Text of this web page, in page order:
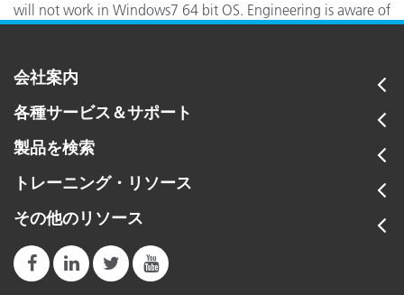
will not work in Windows7 64 bit OS. Engineering is aware of
会社案内
各種サービス＆サポート
製品を検索
トレーニング・リソース
その他のリソース